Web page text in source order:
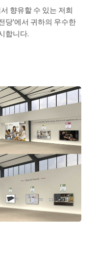
향유할 수 있는 저희
당'에서 귀하의 우수한
합니다.